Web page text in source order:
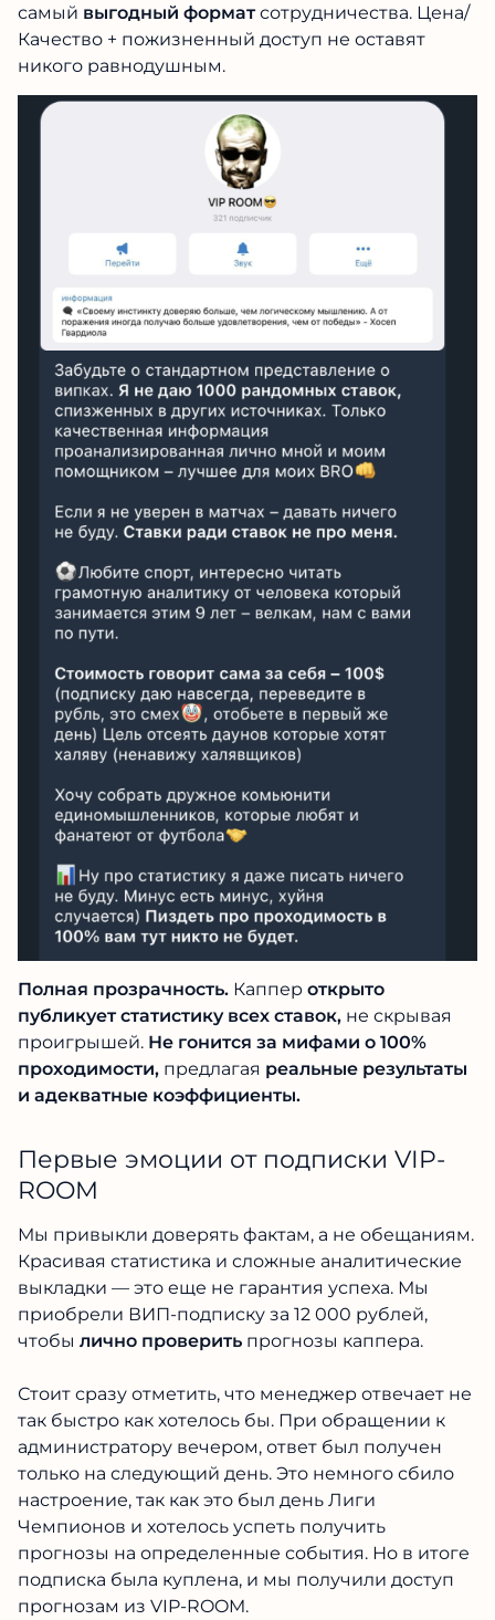
самый выгодный форматсотрудничества. Цена/
Качество + пожизненный доступ не оставят
никого равнодушным.
Полная прозрачность. Каппер открыто
публикует статистику всех ставок, не скрывая
проигрышей. Не гонится за мифами о 100%
проходимости, предлагая реальные результаты
и адекватные коэффициенты.
Первые эмоции от подписки VIP-
ROOM
Мы привыкли доверять фактам, а не обещаниям.
Красивая статистика и сложные аналитические
выкладки — это еще не гарантия успеха. Мы
приобрели ВИП-подписку за 12 000 рублей,
чтобы лично проверить прогнозы каппера.
Стоит сразу отметить, что менеджер отвечает не
так быстро как хотелось бы. При обращении к
администратору вечером, ответ был получен
только на следующий день. Это немного сбило
настроение, так как это был день Лиги
Чемпионов и хотелось успеть получить
прогнозы на определенные события. Но в итоге
подписка была куплена, и мы получили доступ
прогнозам из VIP-ROOM.